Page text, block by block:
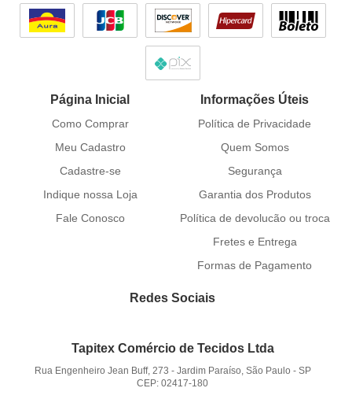
Página Inicial
Como Comprar
Meu Cadastro
Cadastre-se
Indique nossa Loja
Fale Conosco
Informações Úteis
Política de Privacidade
Quem Somos
Segurança
Garantia dos Produtos
Política de devolucão ou troca
Fretes e Entrega
Formas de Pagamento
Redes Sociais
Tapitex Comércio de Tecidos Ltda
Rua Engenheiro Jean Buff, 273 - Jardim Paraíso, São Paulo - SP
CEP: 02417-180